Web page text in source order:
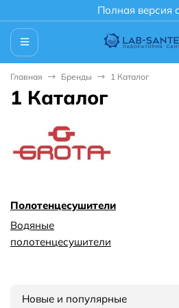
Полная версия
Главная Бренды 1 Каталог
1 Каталог
Полотенцесушители
Водяные
полотенцесушители
Новые и популярные